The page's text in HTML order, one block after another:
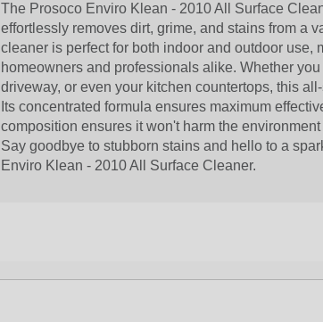
The Prosoco Enviro Klean - 2010 All Surface
effortlessly removes dirt, grime, and stains from a
cleaner is perfect for both indoor and outdoor use,
homeowners and professionals alike. Whether
driveway, or even your kitchen countertops, this
Its concentrated formula ensures maximum
composition ensures it won't harm the
Say goodbye to stubborn stains and hello to a
Enviro Klean - 2010 All Surface Cleaner.